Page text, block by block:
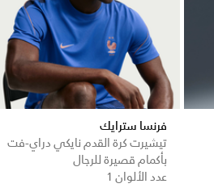
فرنسا سترايك
تيشيرت كرة القدم نايكي دراي-فت
بأكمام قصيرة للرجال
عدد الألوان 1